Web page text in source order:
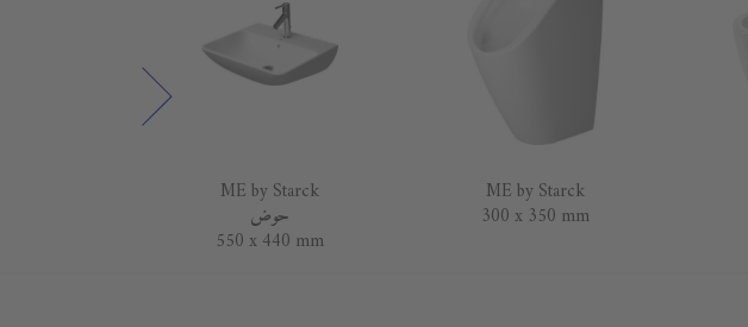
ME by Starck
300 x 350 mm
ME by Starck
حوض
550 x 440 mm